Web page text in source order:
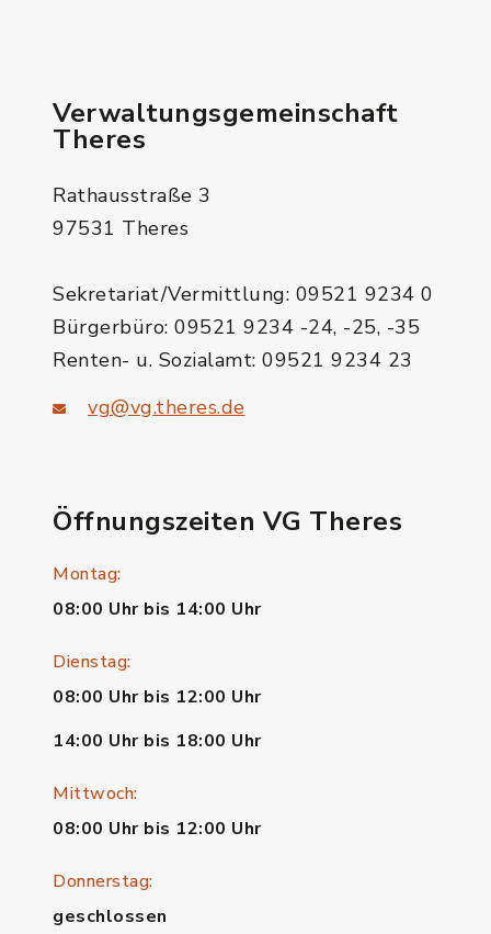
Verwaltungsgemeinschaft
Theres
Rathausstraße 3
97531 Theres
Sekretariat/Vermittlung: 09521 9234 0
Bürgerbüro: 09521 9234 -24, -25, -35
Renten- u. Sozialamt: 09521 9234 23
vg@vg.theres.de
Öffnungszeiten VG Theres
Montag:
08:00 Uhr bis 14:00 Uhr
Dienstag:
08:00 Uhr bis 12:00 Uhr
14:00 Uhr bis 18:00 Uhr
Mittwoch:
08:00 Uhr bis 12:00 Uhr
Donnerstag:
geschlossen